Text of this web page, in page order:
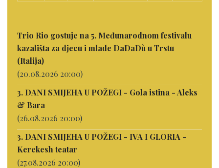
Trio Rio gostuje na 5. Međunarodnom festivalu
kazališta za djecu i mlade DaDaDù u Trstu
(Italija)
(20.08.2026 20:00)
3. DANI SMIJEHA U POŽEGI - Gola istina - Aleks
& Bara
(26.08.2026 20:00)
3. DANI SMIJEHA U POŽEGI - IVA I GLORIA -
Kerekesh teatar
(27.08.2026 20:00)